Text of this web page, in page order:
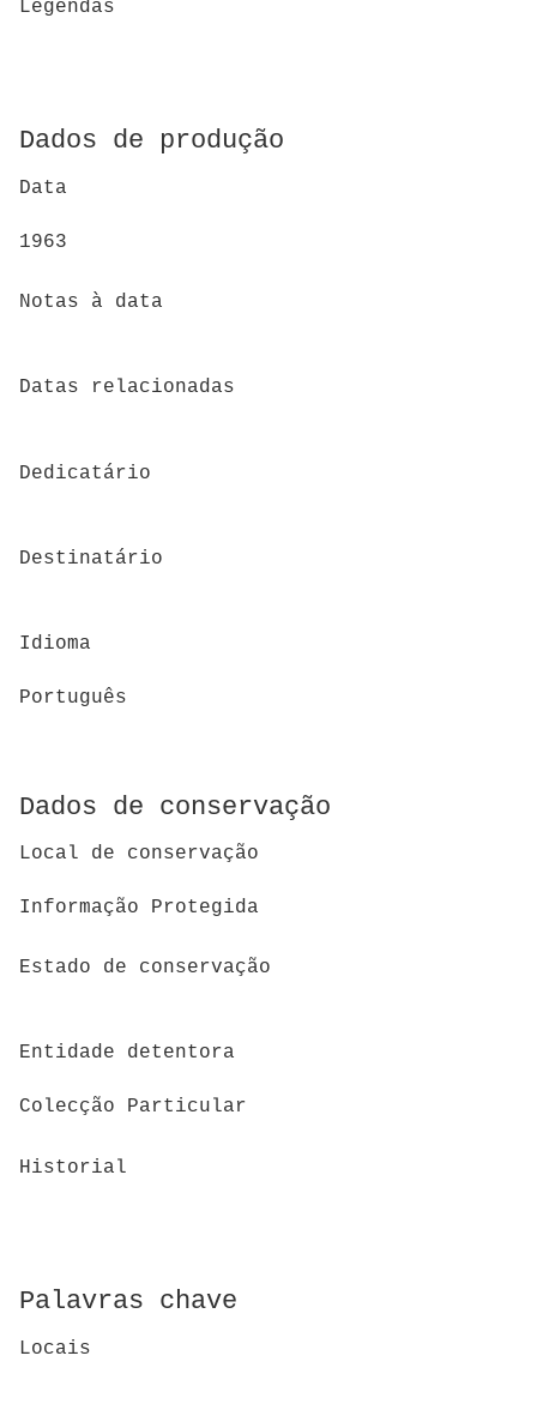
Legendas
Dados de produção
Data
1963
Notas à data
Datas relacionadas
Dedicatário
Destinatário
Idioma
Português
Dados de conservação
Local de conservação
Informação Protegida
Estado de conservação
Entidade detentora
Colecção Particular
Historial
Palavras chave
Locais